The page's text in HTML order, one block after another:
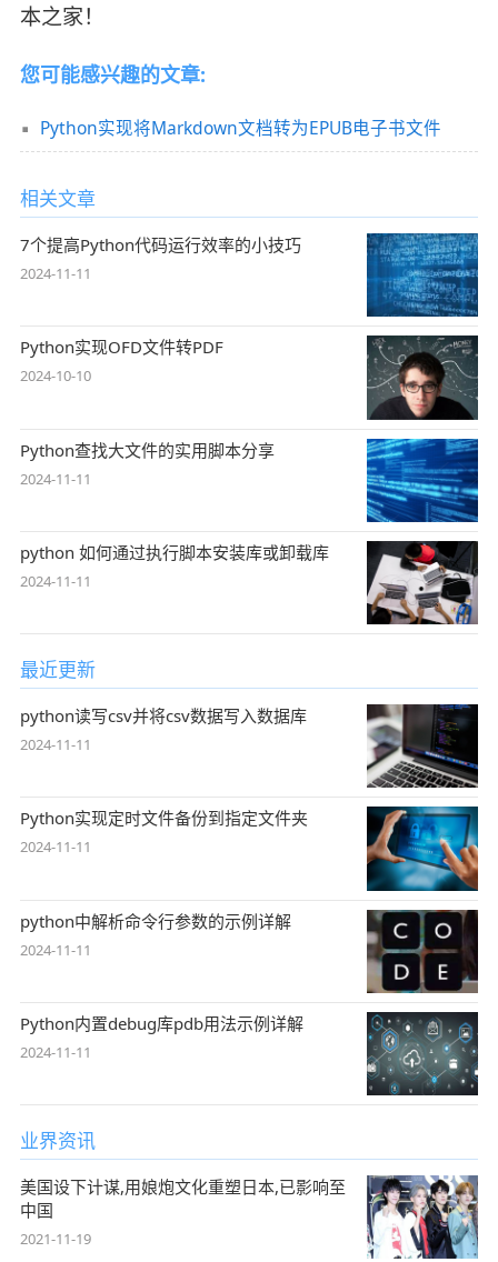
本之家！
您可能感兴趣的文章:
Python实现将Markdown文档转为EPUB电子书文件
相关文章
7个提高Python代码运行效率的小技巧
2024-11-11
Python实现OFD文件转PDF
2024-10-10
Python查找大文件的实用脚本分享
2024-11-11
python 如何通过执行脚本安装库或卸载库
2024-11-11
最近更新
python读写csv并将csv数据写入数据库
2024-11-11
Python实现定时文件备份到指定文件夹
2024-11-11
python中解析命令行参数的示例详解
2024-11-11
Python内置debug库pdb用法示例详解
2024-11-11
业界资讯
美国设下计谋,用娘炮文化重塑日本,已影响至
中国
2021-11-19